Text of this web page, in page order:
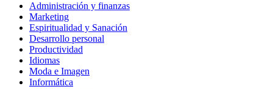
Administración y finanzas
Marketing
Espiritualidad y Sanación
Desarrollo personal
Productividad
Idiomas
Moda e Imagen
Informática